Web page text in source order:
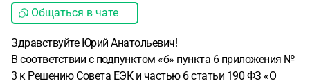
Общаться в чате
Здравствуйте Юрий Анатольевич!
В соответствии с подпунктом «б» пункта 6 приложения №
3 к Решению Совета ЕЭК и частью 6 статьи 190 ФЗ «О